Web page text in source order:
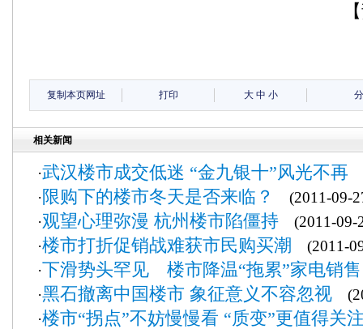
复制本页网址 打印 大 中 小
相关新闻
·武汉楼市成交低迷 “金九银十”风光不再
·限购下的楼市冬天是否来临？
(2011-09-
·观望心理弥漫 杭州楼市陷僵持 (2011-09-
·楼市打折促销战难获市民购买潮 (2011-
·下滑势头罕见 楼市降温“拖累”家电销售
·黑石撤离中国楼市 象征意义不容忽视
·楼市“拐点”不妨慢慢看 “质变”更值得关